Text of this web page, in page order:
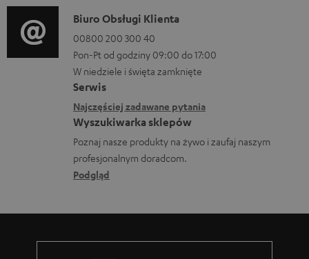
c
j
e
o
w
y
s
y
o
r
m
a
c
j
e
d
o
y
c
D
a
n
e
k
o
n
t
a
o
Biuro Obsługi Klienta
00800 200 300 40
Pon-Pt od godziny 09:00 do 17:00
W niedziele i święta zamknięte
Serwis
Najczęściej zadawane pytania
Wyszukiwarka sklepów
Poznaj nasze produkty na żywo i zaufaj naszym
profesjonalnym doradcom.
Podgląd